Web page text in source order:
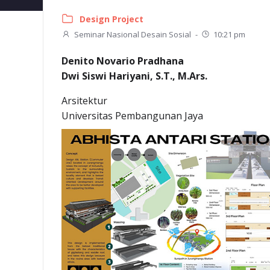
Design Project
Seminar Nasional Desain Sosial - 10:21 pm
Denito Novario Pradhana
Dwi Siswi Hariyani, S.T., M.Ars.
Arsitektur
Universitas Pembangunan Jaya